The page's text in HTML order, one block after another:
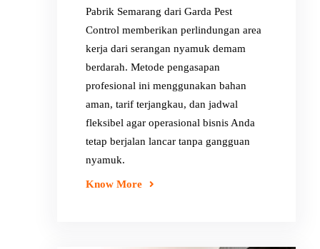
Pabrik Semarang dari Garda Pest
Control memberikan perlindungan area
kerja dari serangan nyamuk demam
berdarah. Metode pengasapan
profesional ini menggunakan bahan
aman, tarif terjangkau, dan jadwal
fleksibel agar operasional bisnis Anda
tetap berjalan lancar tanpa gangguan
nyamuk.
Know More